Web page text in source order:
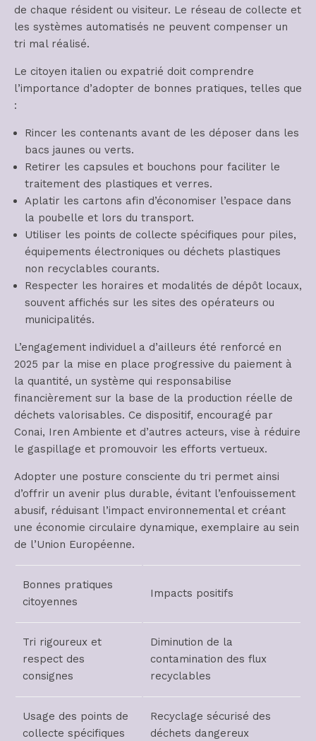
de chaque résident ou visiteur. Le réseau de collecte et
les systèmes automatisés ne peuvent compenser un
tri mal réalisé.
Le citoyen italien ou expatrié doit comprendre
l’importance d’adopter de bonnes pratiques, telles que
:
Rincer les contenants avant de les déposer dans les
bacs jaunes ou verts.
Retirer les capsules et bouchons pour faciliter le
traitement des plastiques et verres.
Aplatir les cartons afin d’économiser l’espace dans
la poubelle et lors du transport.
Utiliser les points de collecte spécifiques pour piles,
équipements électroniques ou déchets plastiques
non recyclables courants.
Respecter les horaires et modalités de dépôt locaux,
souvent affichés sur les sites des opérateurs ou
municipalités.
L’engagement individuel a d’ailleurs été renforcé en
2025 par la mise en place progressive du paiement à
la quantité, un système qui responsabilise
financièrement sur la base de la production réelle de
déchets valorisables. Ce dispositif, encouragé par
Conai, Iren Ambiente et d’autres acteurs, vise à réduire
le gaspillage et promouvoir les efforts vertueux.
Adopter une posture consciente du tri permet ainsi
d’offrir un avenir plus durable, évitant l’enfouissement
abusif, réduisant l’impact environnemental et créant
une économie circulaire dynamique, exemplaire au sein
de l’Union Européenne.
Bonnes pratiques
citoyennes
Impacts positifs
Tri rigoureux et
respect des
consignes
Diminution de la
contamination des flux
recyclables
Usage des points de
collecte spécifiques
Recyclage sécurisé des
déchets dangereux